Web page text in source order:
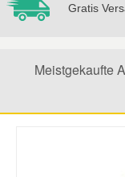
Gratis
Meistgekaufte
Mini Ersatzteile
Mitsubishi
Nissan